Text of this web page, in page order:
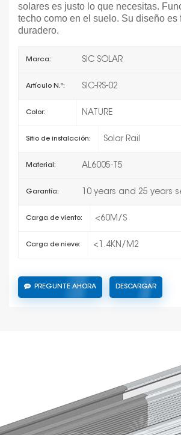
solares es justo lo que necesitas.
techo como en el suelo. Su diseño es
duradero.
Marca: SIC SOLAR
Artículo N.º: SIC-RS-02
Color: NATURE
Sitio de instalación: Solar Rail
Material: AL6005-T5
Garantía: 10 years and 25 years
Carga de viento: <60M/S
Carga de nieve: <1.4KN/M2
PREGUNTE AHORA DESCARGAR